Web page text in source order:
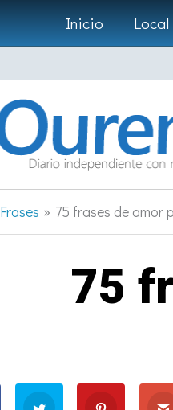
Inicio Local
Frases 75 frases de amor
75